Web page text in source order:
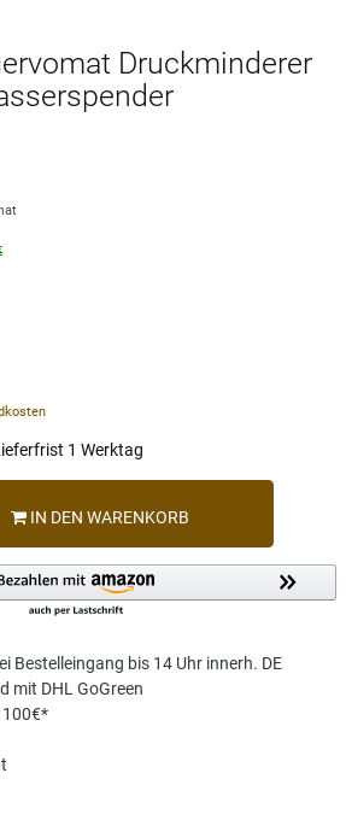
Druckminderer
1 Werktag
IN DEN WARENKORB
Bestelleingang bis 14 Uhr innerh. DE
mit DHL GoGreen
100€*